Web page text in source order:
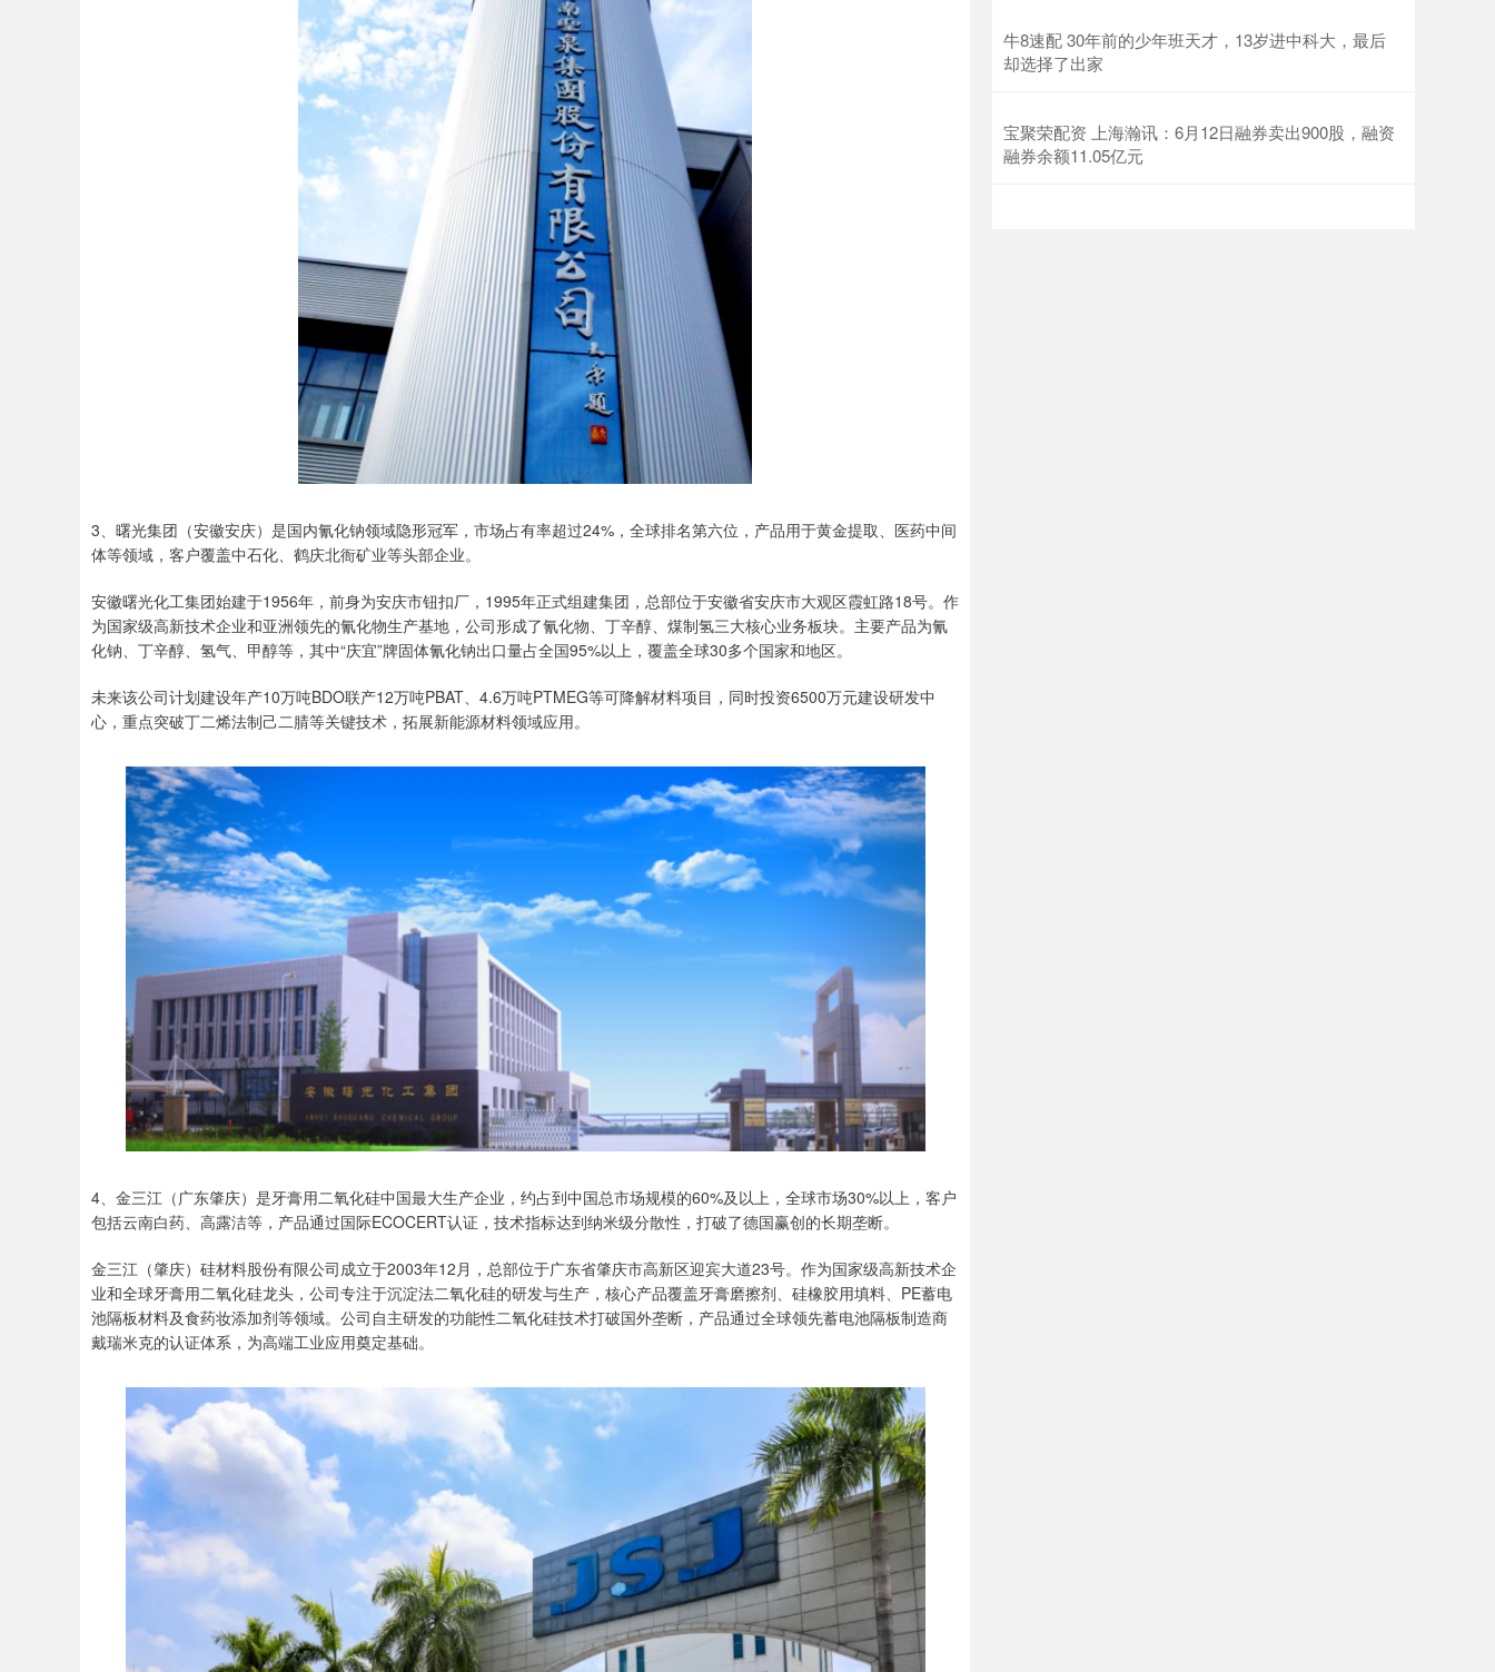
3、曙光集团（安徽安庆）是国内氰化钠领域隐形冠军，市场占有率超过24%，全球排名第六位，产品用于黄金提取、医药中间
体等领域，客户覆盖中石化、鹤庆北衙矿业等头部企业。
安徽曙光化工集团始建于1956年，前身为安庆市钮扣厂，1995年正式组建集团，总部位于安徽省安庆市大观区霞虹路18号。作
为国家级高新技术企业和亚洲领先的氰化物生产基地，公司形成了氰化物、丁辛醇、煤制氢三大核心业务板块。主要产品为氰
化钠、丁辛醇、氢气、甲醇等，其中“庆宜”牌固体氰化钠出口量占全国95%以上，覆盖全球30多个国家和地区。
未来该公司计划建设年产10万吨BDO联产12万吨PBAT、4.6万吨PTMEG等可降解材料项目，同时投资6500万元建设研发中
心，重点突破丁二烯法制己二腈等关键技术，拓展新能源材料领域应用。
4、金三江（广东肇庆）是牙膏用二氧化硅中国最大生产企业，约占到中国总市场规模的60%及以上，全球市场30%以上，客户
包括云南白药、高露洁等，产品通过国际ECOCERT认证，技术指标达到纳米级分散性，打破了德国赢创的长期垄断。
金三江（肇庆）硅材料股份有限公司成立于2003年12月，总部位于广东省肇庆市高新区迎宾大道23号。作为国家级高新技术企
业和全球牙膏用二氧化硅龙头，公司专注于沉淀法二氧化硅的研发与生产，核心产品覆盖牙膏磨擦剂、硅橡胶用填料、PE蓄电
池隔板材料及食药妆添加剂等领域。公司自主研发的功能性二氧化硅技术打破国外垄断，产品通过全球领先蓄电池隔板制造商
戴瑞米克的认证体系，为高端工业应用奠定基础。
牛8速配 30年前的少年班天才，13岁进中科大，最后
却选择了出家
宝聚荣配资 上海瀚讯：6月12日融券卖出900股，融资
融券余额11.05亿元